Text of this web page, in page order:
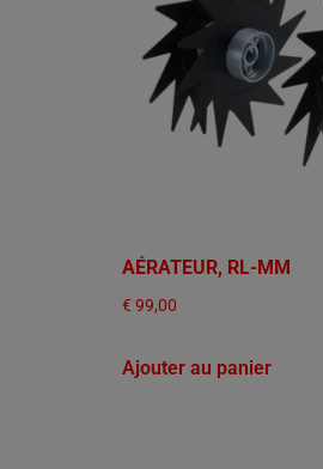
AÉRATEUR, RL-MM
€ 99,00
Ajouter au panier